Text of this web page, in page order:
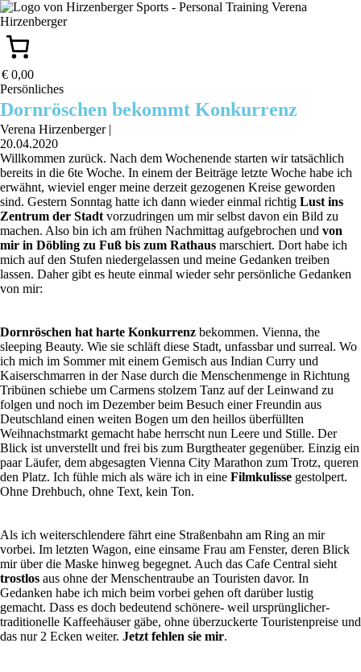
€ 0,00
Persönliches
Dornröschen bekommt Konkurrenz
Verena Hirzenberger|
20.04.2020
Willkommen zurück. Nach dem Wochenende starten wir tatsächlich
bereits in die 6te Woche. In einem der Beiträge letzte Woche habe ich
erwähnt, wieviel enger meine derzeit gezogenen Kreise geworden
sind. Gestern Sonntag hatte ich dann wieder einmal richtig Lust ins
Zentrum der Stadt vorzudringen um mir selbst davon ein Bild zu
machen. Also bin ich am frühen Nachmittag aufgebrochen und von
mir in Döbling zu Fuß bis zum Rathaus marschiert. Dort habe ich
mich auf den Stufen niedergelassen und meine Gedanken treiben
lassen. Daher gibt es heute einmal wieder sehr persönliche Gedanken
von mir:
Dornröschen hat harte Konkurrenz bekommen. Vienna, the
sleeping Beauty. Wie sie schläft diese Stadt, unfassbar und surreal. Wo
ich mich im Sommer mit einem Gemisch aus Indian Curry und
Kaiserschmarren in der Nase durch die Menschenmenge in Richtung
Tribünen schiebe um Carmens stolzem Tanz auf der Leinwand zu
folgen und noch im Dezember beim Besuch einer Freundin aus
Deutschland einen weiten Bogen um den heillos überfüllten
Weihnachstmarkt gemacht habe herrscht nun Leere und Stille. Der
Blick ist unverstellt und frei bis zum Burgtheater gegenüber. Einzig ein
paar Läufer, dem abgesagten Vienna City Marathon zum Trotz, queren
den Platz. Ich fühle mich als wäre ich in eine Filmkulisse gestolpert.
Ohne Drehbuch, ohne Text, kein Ton.
Als ich weiterschlendere fährt eine Straßenbahn am Ring an mir
vorbei. Im letzten Wagon, eine einsame Frau am Fenster, deren Blick
mir über die Maske hinweg begegnet. Auch das Cafe Central sieht
trostlos aus ohne der Menschentraube an Touristen davor. In
Gedanken habe ich mich beim vorbei gehen oft darüber lustig
gemacht. Dass es doch bedeutend schönere- weil ursprünglicher-
traditionelle Kaffeehäuser gäbe, ohne überzuckerte Touristenpreise und
das nur 2 Ecken weiter. Jetzt fehlen sie mir.